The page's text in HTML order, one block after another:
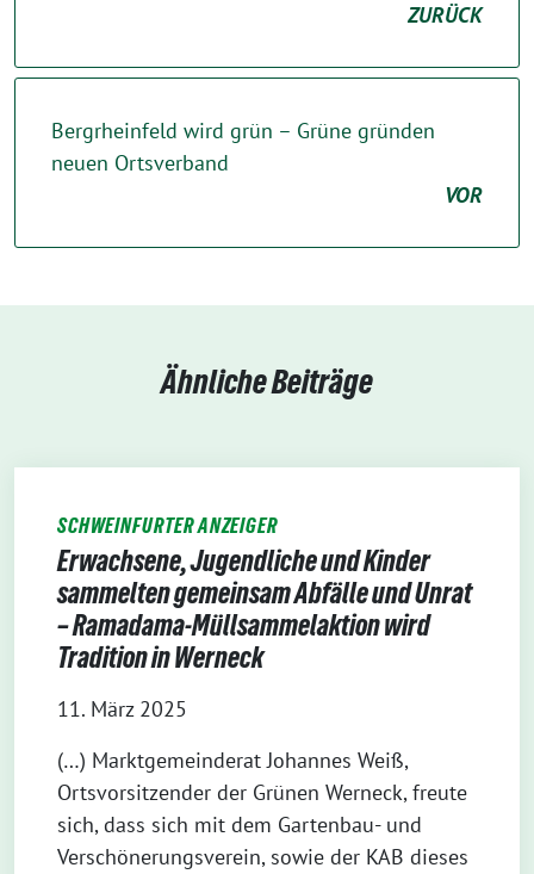
ZURÜCK
Bergrheinfeld wird grün – Grüne gründen
neuen Ortsverband
VOR
Ähnliche Beiträge
SCHWEINFURTER ANZEIGER
Erwachsene, Jugendliche und Kinder
sammelten gemeinsam Abfälle und Unrat
– Ramadama-Müllsammelaktion wird
Tradition in Werneck
11. März 2025
(…) Marktgemeinderat Johannes Weiß,
Ortsvorsitzender der Grünen Werneck, freute
sich, dass sich mit dem Gartenbau- und
Verschönerungsverein, sowie der KAB dieses